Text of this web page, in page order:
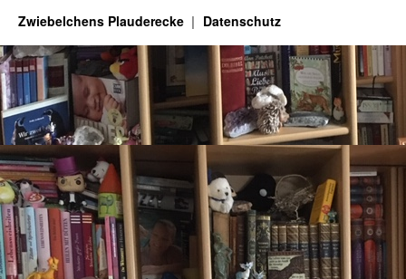
Zwiebelchens Plauderecke Datenschutz